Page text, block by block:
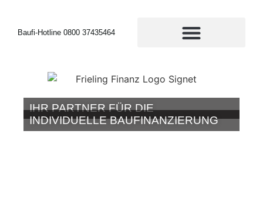
Baufi-Hotline 0800 37435464
IHR PARTNER FÜR DIE
INDIVIDUELLE BAUFINANZIERUNG